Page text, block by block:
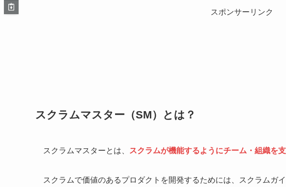
スポンサーリンク
スクラムマスター（SM）とは？
スクラムマスターとは、 スクラムが機能するようにチーム・組織を
スクラムで価値のあるプロダクトを開発するためには、スクラムガ